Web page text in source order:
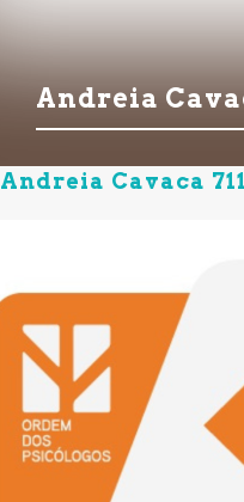
Andreia
Andreia Cavaca